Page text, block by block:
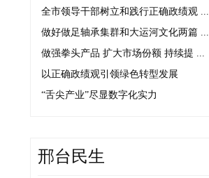
全市领导干部树立和践行正确政绩观 ...
做好做足轴承集群和大运河文化两篇 ...
做强拳头产品 扩大市场份额 持续提 ...
以正确政绩观引领绿色转型发展
“舌尖产业”尽显数字化实力
邢台民生